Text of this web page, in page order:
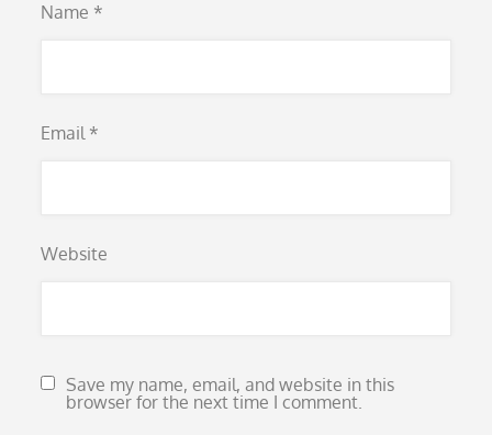
Name *
Email *
Website
Save my name, email, and website in this
browser for the next time I comment.